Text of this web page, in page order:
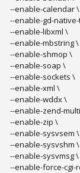
--enable-calendar \
--enable-gd-
--enable-libxml \
--enable-mbstring \
--enable-shmop \
--enable-soap \
--enable-sockets \
--enable-xml \
--enable-wddx \
--enable-zend-
--enable-zip \
--enable-sysvsem \
--enable-sysvshm \
--enable-sysvmsg \
--enable-force-cgi-